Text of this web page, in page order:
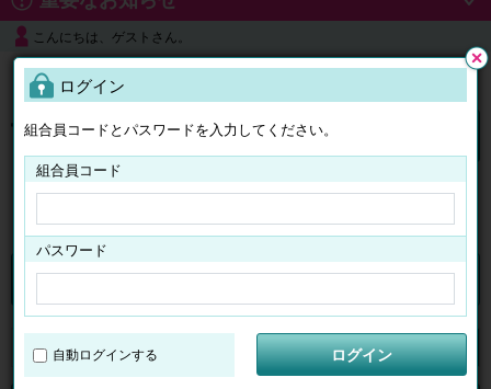
こんにちは、ゲストさん。
よくある質問
ログイン
くらしのサービス マイページ
検索
ログイン
組合員コードとパスワードを入力してください。
組合員コード
パスワード
自動ログインする ログイン